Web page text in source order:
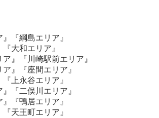
『綱島エリア』
大和エリア』
』『川崎駅前エリア』
』『座間エリア』
上永谷エリア』
『二俣川エリア』
『鴨居エリア』
天王町エリア』